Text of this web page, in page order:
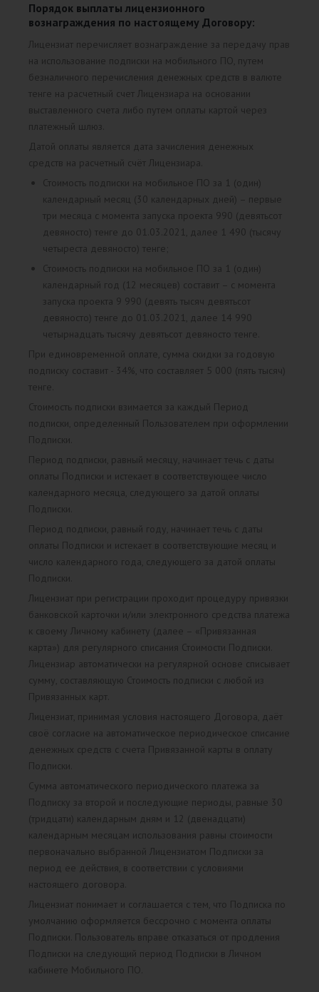
Порядок выплаты лицензионного
вознаграждения по настоящему Договору:
Лицензиат перечисляет вознаграждение за передачу прав
на использование подписки на мобильного ПО, путем
безналичного перечисления денежных средств в валюте
тенге на расчетный счет Лицензиара на основании
выставленного счета либо путем оплаты картой через
платежный шлюз.
Датой оплаты является дата зачисления денежных
средств на расчетный счёт Лицензиара.
Стоимость подписки на мобильное ПО за 1 (один)
календарный месяц (30 календарных дней) – первые
три месяца с момента запуска проекта 990 (девятьсот
девяносто) тенге до 01.03.2021, далее 1 490 (тысячу
четыреста девяносто) тенге;
Стоимость подписки на мобильное ПО за 1 (один)
календарный год (12 месяцев) составит – с момента
запуска проекта 9 990 (девять тысяч девятьсот
девяносто) тенге до 01.03.2021, далее 14 990
четырнадцать тысячу девятьсот девяносто тенге.
При единовременной оплате, сумма скидки за годовую
подписку составит - 34%, что составляет 5 000 (пять тысяч)
тенге.
Стоимость подписки взимается за каждый Период
подписки, определенный Пользователем при оформлении
Подписки.
Период подписки, равный месяцу, начинает течь с даты
оплаты Подписки и истекает в соответствующее число
календарного месяца, следующего за датой оплаты
Подписки.
Период подписки, равный году, начинает течь с даты
оплаты Подписки и истекает в соответствующие месяц и
число календарного года, следующего за датой оплаты
Подписки.
Лицензиат при регистрации проходит процедуру привязки
банковской карточки и/или электронного средства платежа
к своему Личному кабинету (далее – «Привязанная
карта») для регулярного списания Стоимости Подписки.
Лицензиар автоматически на регулярной основе списывает
сумму, составляющую Стоимость подписки с любой из
Привязанных карт.
Лицензиат, принимая условия настоящего Договора, даёт
своё согласие на автоматическое периодическое списание
денежных средств с счета Привязанной карты в оплату
Подписки.
Сумма автоматического периодического платежа за
Подписку за второй и последующие периоды, равные 30
(тридцати) календарным дням и 12 (двенадцати)
календарным месяцам использования равны стоимости
первоначально выбранной Лицензиатом Подписки за
период ее действия, в соответствии с условиями
настоящего договора.
Лицензиат понимает и соглашается с тем, что Подписка по
умолчанию оформляется бессрочно с момента оплаты
Подписки. Пользователь вправе отказаться от продления
Подписки на следующий период Подписки в Личном
кабинете Мобильного ПО.